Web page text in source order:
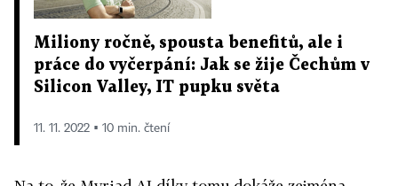
Miliony ročně, spousta benefitů, ale i
práce do vyčerpání: Jak se žije Čechům v
Silicon Valley, IT pupku světa
11. 11. 2022 ▪ 10 min. čtení